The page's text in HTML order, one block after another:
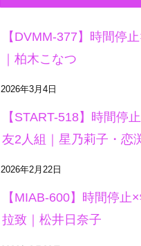
【DVMM-377】時間停
｜柏木こなつ
2026年3月4日
【START-518】時間停
友2人組｜星乃莉子・恋
2026年2月22日
【MIAB-600】時間停止
拉致｜松井日奈子